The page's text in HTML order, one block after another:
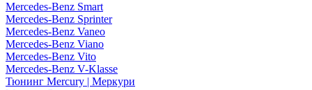
Mercedes-Benz Smart
Mercedes-Benz Sprinter
Mercedes-Benz Vaneo
Mercedes-Benz Viano
Mercedes-Benz Vito
Mercedes-Benz V-Klasse
Тюнинг Mercury | Меркури